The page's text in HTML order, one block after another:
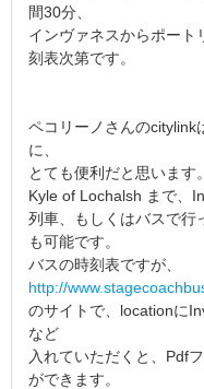
間30分、
インヴァネスからポート
刻表次第です。
ペコリーノさんの
に、
とても便利だと思います
Kyle of Lochalsh まで、
列車、もしくはバスで行
も可能です。
バスの時刻表ですが、
http://
のサイトで、locationに
など
入れていただくと、Pdf
ができます。